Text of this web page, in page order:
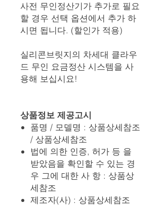
사전 무인정산기가 추가로 필요
할 경우 선택 옵션에서 추가 하
시면 됩니다. (할인가 적용)
실리콘브릿지의 차세대 클라우
드 무인 요금정산 시스템을 사
용해 보십시요!
상품정보 제공고시
품명 / 모델명 : 상품상세참조
/ 상품상세참조
법에 의한 인증, 허가 등 을
받았음을 확인할 수 있는 경
우 그에 대한 사 항 : 상품상
세참조
제조자(사) : 상품상세참조